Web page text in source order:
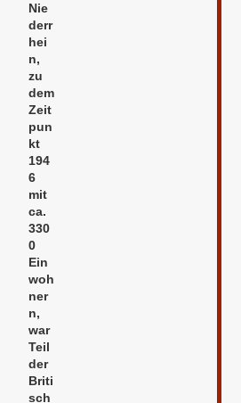
Nie
derr
hei
n,
zu
dem
Zeit
pun
kt
194
6
mit
ca.
330
0
Ein
woh
ner
n,
war
Teil
der
Briti
sch